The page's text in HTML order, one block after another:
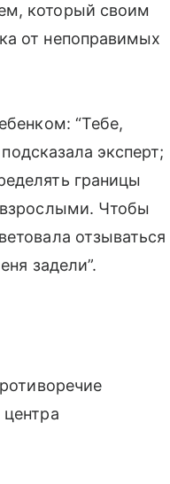
который своим
от непоправимых
“Тебе,
эксперт;
границы
взрослыми. Чтобы
отзываться
задели”.